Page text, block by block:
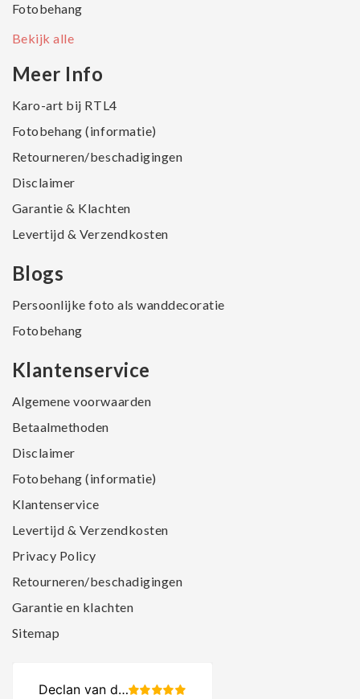
Fotobehang
Bekijk alle
Meer Info
Karo-art bij RTL4
Fotobehang (informatie)
Retourneren/beschadigingen
Disclaimer
Garantie & Klachten
Levertijd & Verzendkosten
Blogs
Persoonlijke foto als wanddecoratie
Fotobehang
Klantenservice
Algemene voorwaarden
Betaalmethoden
Disclaimer
Fotobehang (informatie)
Klantenservice
Levertijd & Verzendkosten
Privacy Policy
Retourneren/beschadigingen
Garantie en klachten
Sitemap